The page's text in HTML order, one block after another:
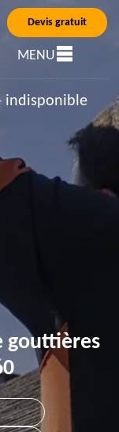
Devis gratuit
MENU
indisponible
gouttières